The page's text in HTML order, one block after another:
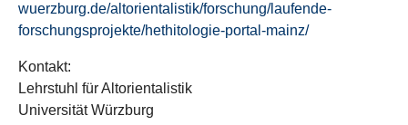
wuerzburg.de/altorientalistik/forschung/laufende-
forschungsprojekte/hethitologie-portal-mainz/
Kontakt:
Lehrstuhl für Altorientalistik
Universität Würzburg